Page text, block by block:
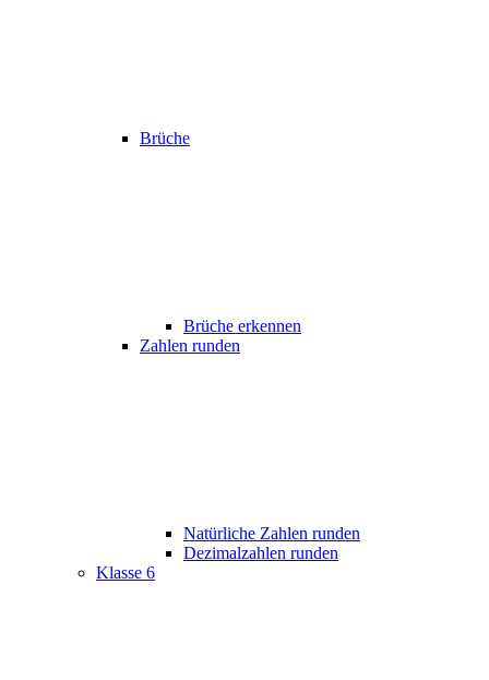
Brüche
Brüche erkennen
Zahlen runden
Natürliche Zahlen runden
Dezimalzahlen runden
Klasse 6